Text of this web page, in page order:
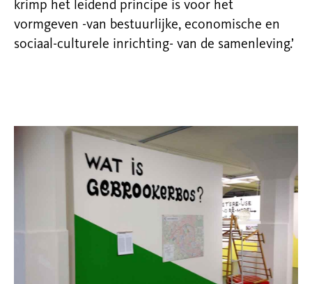
krimp het leidend principe is voor het
vormgeven -van bestuurlijke, economische en
sociaal-culturele inrichting- van de samenleving.’